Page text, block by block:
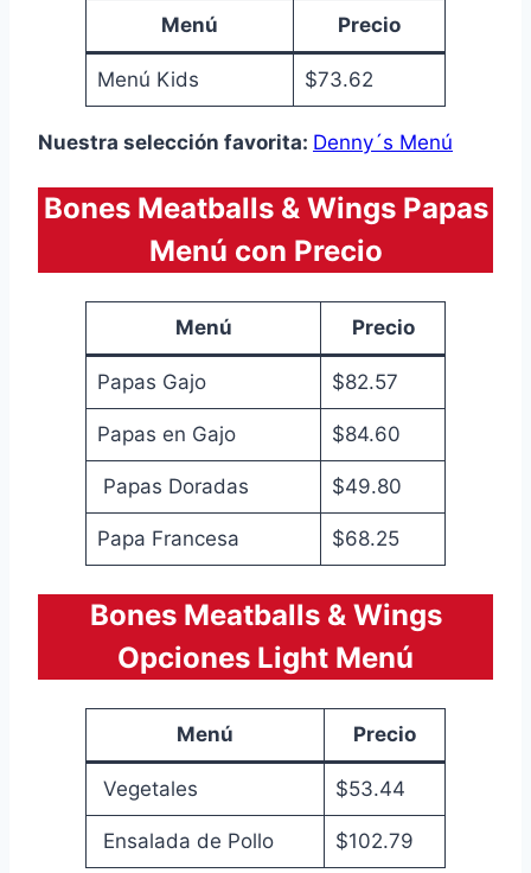
Menú Precio
Menú Kids $73.62
Nuestra selección favorita: Denny´s Menú
Bones Meatballs & Wings Papas
Menú con Precio
Menú Precio
Papas Gajo $82.57
Papas en Gajo $84.60
Papas Doradas $49.80
Papa Francesa $68.25
Bones Meatballs & Wings
Opciones Light Menú
Menú Precio
Vegetales $53.44
Ensalada de Pollo $102.79